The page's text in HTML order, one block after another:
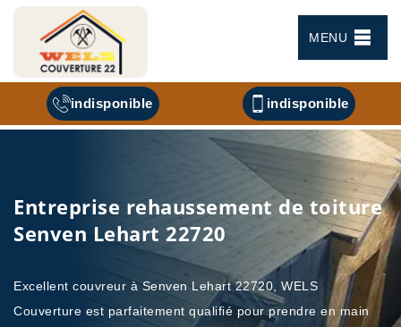
MENU
indisponible indisponible
Entreprise rehaussement de toiture
Senven Lehart 22720
Excellent couvreur à Senven Lehart 22720, WELS
Couverture est parfaitement qualifié pour prendre en main